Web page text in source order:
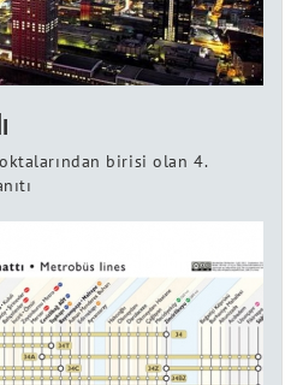
birisi olan 4.